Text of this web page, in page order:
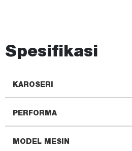
Spesifikasi
KAROSERI
PERFORMA
MODEL MESIN